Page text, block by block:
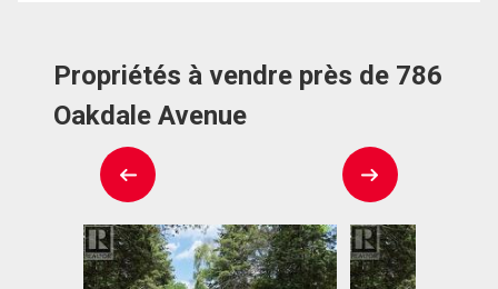
Propriétés à vendre près de 786
Oakdale Avenue